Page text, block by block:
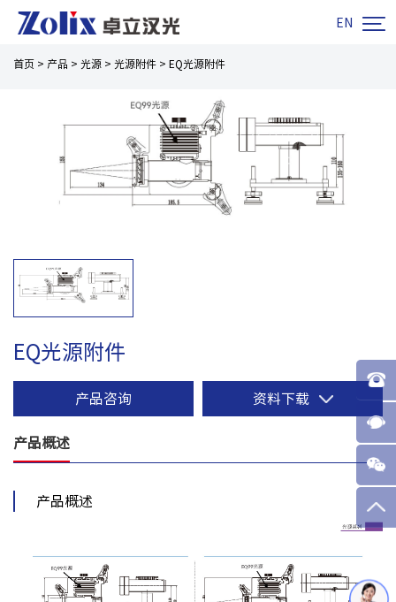
EN 
首页 > 产品 > 光源 > 光源附件 > EQ光源附件
EQ光源附件
产品咨询 资料下载
产品概述
产品概述